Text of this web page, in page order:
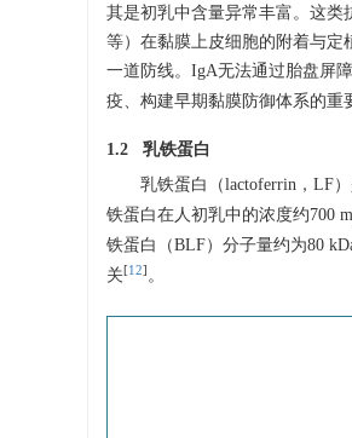
其是初乳中含量异常丰富。这类
等）在黏膜上皮细胞的附着与定
一道防线。IgA无法通过胎盘屏
疫、构建早期黏膜防御体系的重
1.2 乳铁蛋白
乳铁蛋白（lactoferrin，LF
铁蛋白在人初乳中的浓度约700
铁蛋白（BLF）分子量约为80
关[12] 。